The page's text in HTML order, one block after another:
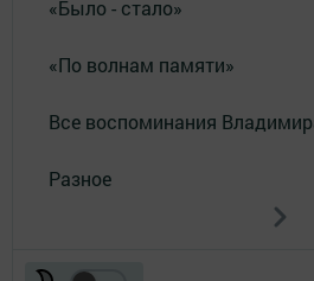
«Было - стало»
«По волнам памяти»
Все воспоминания
Разное